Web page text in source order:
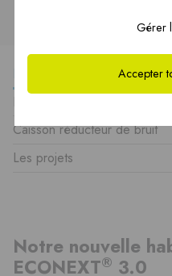
Ventilation & Récupération
ECONEXT 3.0 Habillage
Caisson réducteur de bruit
Les projets
Notre nouvelle
ECONEXT® 3.0
Gérer
Accepter